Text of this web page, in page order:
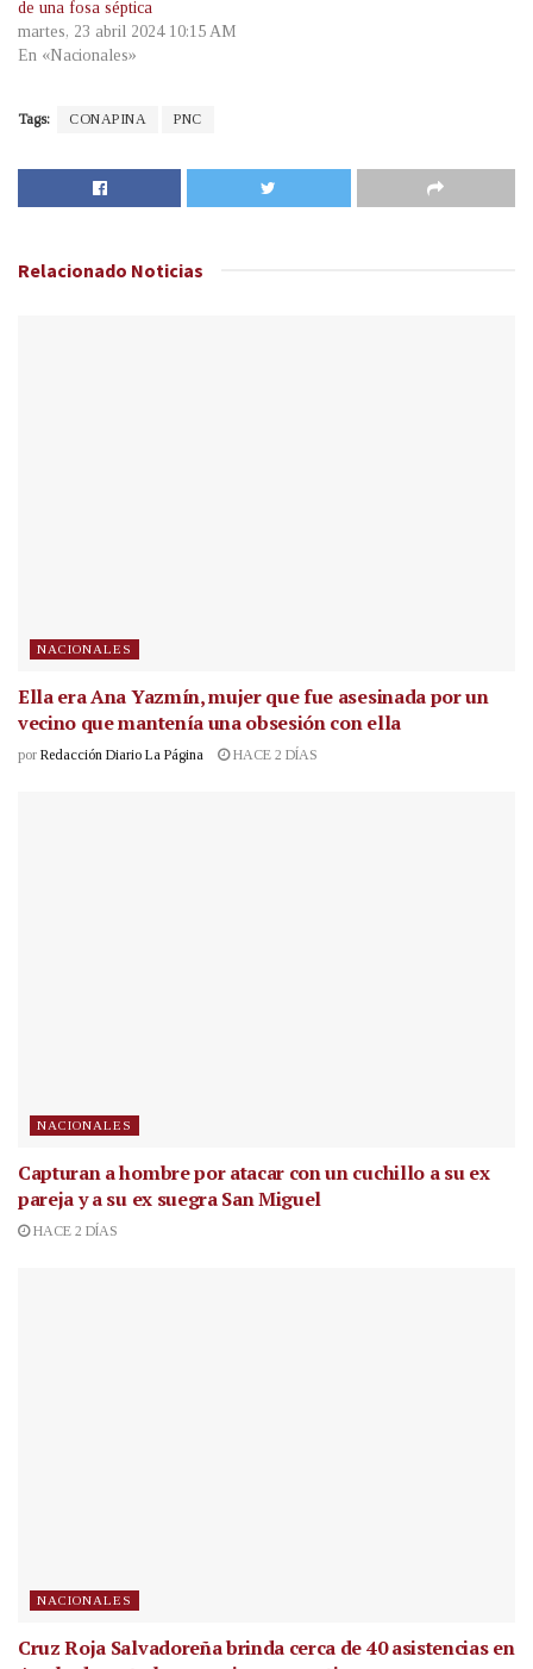
de una fosa séptica
martes, 23 abril 2024 10:15 AM
En «Nacionales»
Tags: CONAPINA PNC
Relacionado Noticias
NACIONALES
Ella era Ana Yazmín, mujer que fue asesinada por un
vecino que mantenía una obsesión con ella
por Redacción Diario La Página HACE 2 DÍAS
NACIONALES
Capturan a hombre por atacar con un cuchillo a su ex
pareja y a su ex suegra San Miguel
HACE 2 DÍAS
NACIONALES
Cruz Roja Salvadoreña brinda cerca de 40 asistencias en